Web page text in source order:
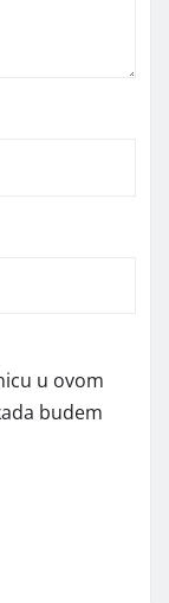
u ovom
budem